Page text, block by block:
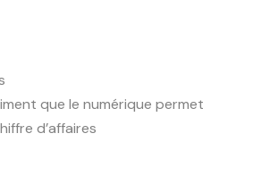
que le numérique permet
d’affaires